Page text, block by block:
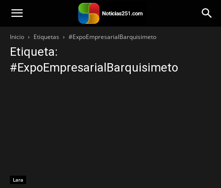
Noticias251
Inicio Etiquetas #ExpoEmpresarialBarquisimeto
Etiqueta:
#ExpoEmpresarialBarquisimeto
Lara